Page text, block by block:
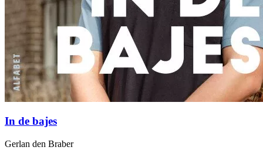
In de bajes
Gerlan den Braber